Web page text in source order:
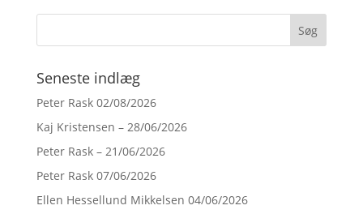
Seneste indlæg
Peter Rask 02/08/2026
Kaj Kristensen – 28/06/2026
Peter Rask – 21/06/2026
Peter Rask 07/06/2026
Ellen Hessellund Mikkelsen 04/06/2026